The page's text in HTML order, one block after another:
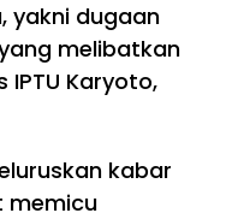
yakni dugaan
melibatkan
IPTU Karyoto,
kabar
memicu